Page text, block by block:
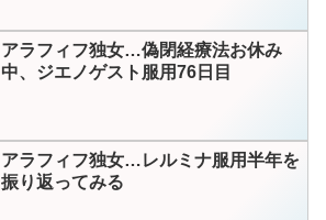
アラフィフ独女…偽閉経療法お休み
中、ジエノゲスト服用76日目
アラフィフ独女…レルミナ服用半年を
振り返ってみる